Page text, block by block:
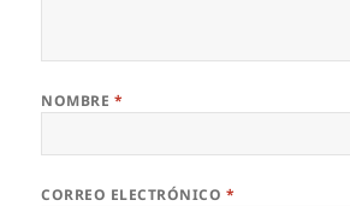
NOMBRE *
CORREO ELECTRÓNICO *